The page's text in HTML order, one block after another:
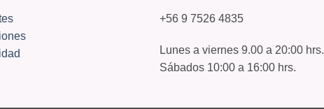
+56 9 7526 4835
Lunes a viernes 9.00 a 20:00 hrs.
Sábados 10:00 a 16:00 hrs.